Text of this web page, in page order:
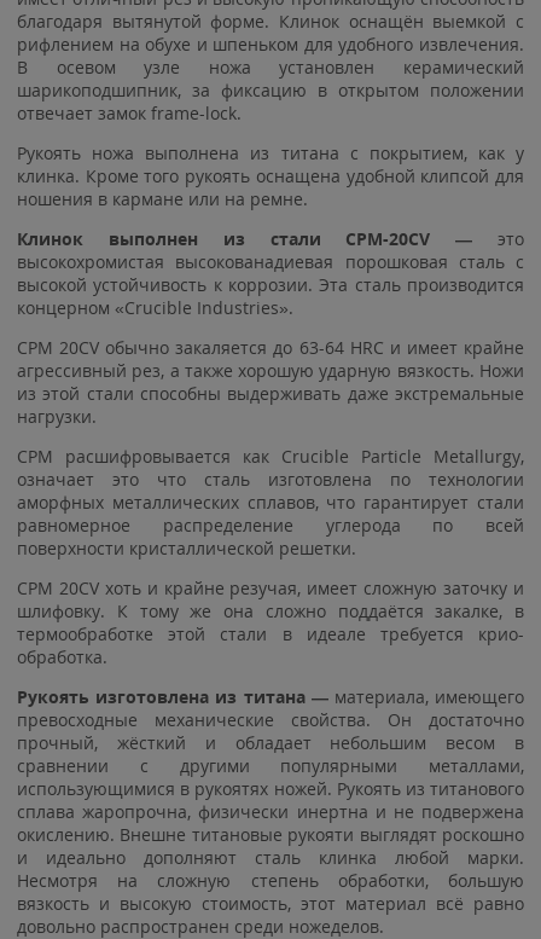
благодаря вытянутой форме. Клинок оснащён выемкой с
рифлением на обухе и шпеньком для удобного извлечения.
В осевом узле ножа установлен керамический
шарикоподшипник, за фиксацию в открытом положении
отвечает замок frame-lock.
Рукоять ножа выполнена из титана с покрытием, как у
клинка. Кроме того рукоять оснащена удобной клипсой для
ношения в кармане или на ремне.
Клинок выполнен из стали CPM-20CV —это
высокохромистая высокованадиевая порошковая сталь с
высокой устойчивость к коррозии. Эта сталь производится
концерном «Crucible Industries».
CPM 20CV обычно закаляется до 63-64 HRC и имеет крайне
агрессивный рез, а также хорошую ударную вязкость. Ножи
из этой стали способны выдерживать даже экстремальные
нагрузки.
СРМ расшифровывается как Crucible Particle Metallurgy,
означает это что сталь изготовлена по технологии
аморфных металлических сплавов, что гарантирует стали
равномерное распределение углерода по всей
поверхности кристаллической решетки.
CPM 20CV хоть и крайне резучая, имеет сложную заточку и
шлифовку. К тому же она сложно поддаётся закалке, в
термообработке этой стали в идеале требуется крио-
обработка.
Рукоять изготовлена из титана —материала, имеющего
превосходные механические свойства. Он достаточно
прочный, жёсткий и обладает небольшим весом в
сравнении с другими популярными металлами,
использующимися в рукоятях ножей. Рукоять из титанового
сплава жаропрочна, физически инертна и не подвержена
окислению. Внешне титановые рукояти выглядят роскошно
и идеально дополняют сталь клинка любой марки.
Несмотря на сложную степень обработки, большую
вязкость и высокую стоимость, этот материал всё равно
довольно распространен среди ножеделов.